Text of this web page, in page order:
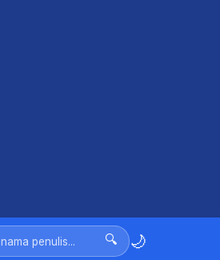
🔍 🌙